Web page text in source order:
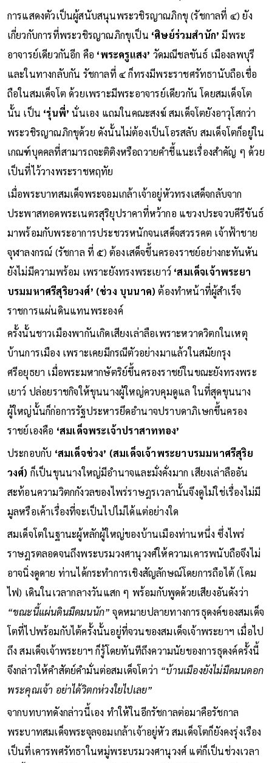
การแสดงตัวเป็นผู้สนับสนุนพระวชิรญาณภิกขุ (รัชกาลที่ ๔) ยัง
เกี่ยวกับการที่พระวชิรญาณภิกขุเป็น ‘ศิษย์ร่วมสำนัก’ มีพระ
อาจารย์เดียวกันอีก คือ ‘พระครูแสง’ วัดมณีชลขันธ์ เมืองลพบุรี
และในทางกลับกัน รัชกาลที่ ๔ ก็ทรงมีพระราชศรัทธานับถือเชื่อ
ถือในสมเด็จโต ด้วยเพราะมีพระอาจารย์เดียวกัน โดยสมเด็จโต
นั้น เป็น ‘รุ่นพี่’ นั่นเอง แถมในคณะสงฆ์ สมเด็จโตยังอาวุโสกว่า
พระวชิรญาณภิกขุด้วย ดังนั้นไม่ต้องเป็นโอรสลับ สมเด็จโตก็อยู่ใน
เกณฑ์บุคคลที่สามารถจะติติงหรือถวายคำชี้แนะเรื่องสำคัญ ๆ ด้วย
เป็นที่ไว้วางพระราชหฤทัย
เมื่อพระบาทสมเด็จพระจอมเกล้าเจ้าอยู่หัวทรงเสด็จกลับจาก
ประพาสทอดพระเนตรสุริยุปราคาที่หว้ากอ แขวงประจวบคีรีขันธ์
มาพร้อมกับพระอาการประชวรหนักจนเสด็จสวรรคต เจ้าฟ้าชาย
จุฬาลงกรณ์ (รัชกาล ที่ ๕) ต้องเสด็จขึ้นครองราชย์อย่างกะทันหัน
ยังไม่มีความพร้อม เพราะยังทรงพระเยาว์ ‘สมเด็จเจ้าพระยา
บรมมหาศรีสุริยวงศ์’ (ช่วง บุนนาค)ต้องทำหน้าที่ผู้สำเร็จ
ราชการแผ่นดินแทนพระองค์
ครั้งนั้นชาวเมืองพากันเกิดเสียงเล่าลือเพราะหวาดวิตกในเหตุ
บ้านการเมือง เพราะเคยมีกรณีตัวอย่างมาแล้วในสมัยกรุง
ศรีอยุธยา เมื่อพระมหากษัตริย์ขึ้นครองราชย์ในขณะยังทรงพระ
เยาว์ ปล่อยราชกิจให้ขุนนางผู้ใหญ่ควบคุมดูแล ในที่สุดขุนนาง
ผู้ใหญ่นั้นก็ก่อการรัฐประหารยึดอำนาจปราบดาภิเษกขึ้นครอง
ราชย์เองคือ ‘สมเด็จพระเจ้าปราสาททอง’
ประกอบกับ ‘สมเด็จช่วง’ (สมเด็จเจ้าพระยาบรมมหาศรีสุริย
วงศ์) ก็เป็นขุนนางใหญ่มีอำนาจและมั่งคั่งมาก เสียงเล่าลืออัน
สะท้อนความวิตกกังวลของไพร่ราษฎรเวลานั้นจึงดูไม่ใช่เรื่องไม่มี
มูลหรือเค้าเรื่องที่จะเป็นไปไม่ได้แต่อย่างใด
สมเด็จโตในฐานะผู้หลักผู้ใหญ่ของบ้านเมืองท่านหนึ่ง ซึ่งไพร่
ราษฎรตลอดจนถึงพระบรมวงศานุวงศ์ให้ความเคารพนับถือจึงไม่
อาจนิ่งดูดาย ท่านได้กระทำการเชิงสัญลักษณ์โดยการถือไต้ (โคม
ไฟ) เดินในเวลากลางวันแสก ๆ พร้อมกับพูดด้วยเสียงอันดังว่า
“ขณะนี้แผ่นดินมืดมนนัก”จุดหมายปลายทางการธุดงค์ของสมเด็จ
โตที่ไปพร้อมกับไต้ครั้งนั้นอยู่ที่จวนของสมเด็จเจ้าพระยาฯ เมื่อไป
ถึง สมเด็จเจ้าพระยาฯ ก็รู้โดยทันทีถึงความนัยของการธุดงค์ครั้งนี้
จึงกล่าวให้คำสัตย์คำมั่นต่อสมเด็จโตว่า “บ้านเมืองยังไม่มืดมนดอก
พระคุณเจ้า อย่าได้วิตกห่วงใยไปเลย”
จากบทบาทดังกล่าวนี้เอง ทำให้ในอีกรัชกาลต่อมาคือรัชกาล
พระบาทสมเด็จพระจุลจอมเกล้าเจ้าอยู่หัว สมเด็จโตก็ยังคงรุ่งเรือง
เป็นที่เคารพศรัทธาในหมู่พระบรมวงศานุวงศ์ แต่ก็เป็นช่วงเวลา